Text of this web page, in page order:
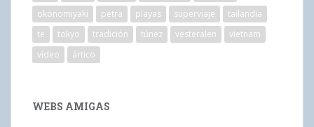
okonomiyaki
petra playas superviaje
tailandia
te
tokyo tradición túnez vesteralen
vietnam
vídeo
ártico
WEBS AMIGAS